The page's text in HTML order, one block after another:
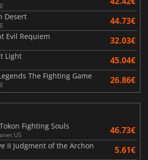
Desert 44.73€
Evil Requiem 32.03€
Light 45.04€
The Fighting Game 26.86€
Fighting Souls
US 46.73€
II Judgment of the Archon 5.61€